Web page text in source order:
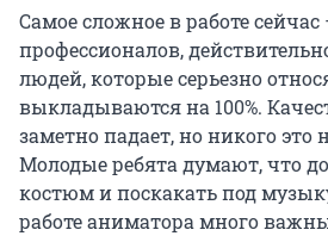
Самое сложное в работе
профессионалов,
людей, которые серьезно
выкладываются на 100%.
заметно падает, но никого это
Молодые ребята думают, что
костюм и поскакать под
работе аниматора много